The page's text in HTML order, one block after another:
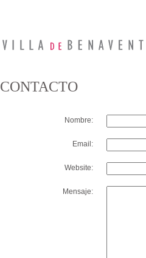
CONTACTO
Nombre:
Email:
Website:
Mensaje: